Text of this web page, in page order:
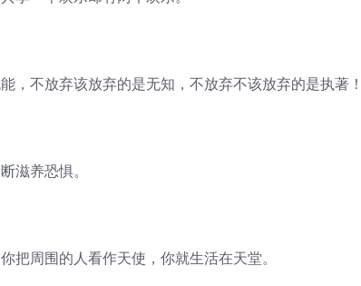
，不放弃该放弃的是无知，不放弃不该放弃的是执著！
滋养恐惧。
把周围的人看作天使，你就生活在天堂。